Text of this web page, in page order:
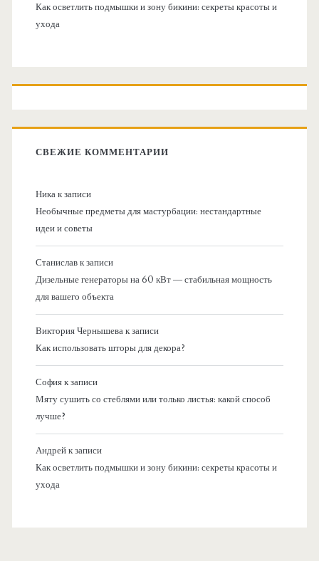
Как осветлить подмышки и зону бикини: секреты красоты и
ухода
СВЕЖИЕ КОММЕНТАРИИ
Никак записи
Необычные предметы для мастурбации: нестандартные
идеи и советы
Станиславк записи
Дизельные генераторы на 60 кВт — стабильная мощность
для вашего объекта
Виктория Чернышевак записи
Как использовать шторы для декора?
Софияк записи
Мяту сушить со стеблями или только листья: какой способ
лучше?
Андрейк записи
Как осветлить подмышки и зону бикини: секреты красоты и
ухода